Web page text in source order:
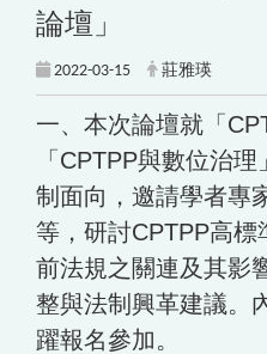
論壇」
2022-03-15 莊雅瑛
一、本次論壇就「
「CPTPP與數位治
制面向，邀請學者專
等，研討CPTPP高標
前法規之關連及其影
整與法制興革建議。
躍報名參加。